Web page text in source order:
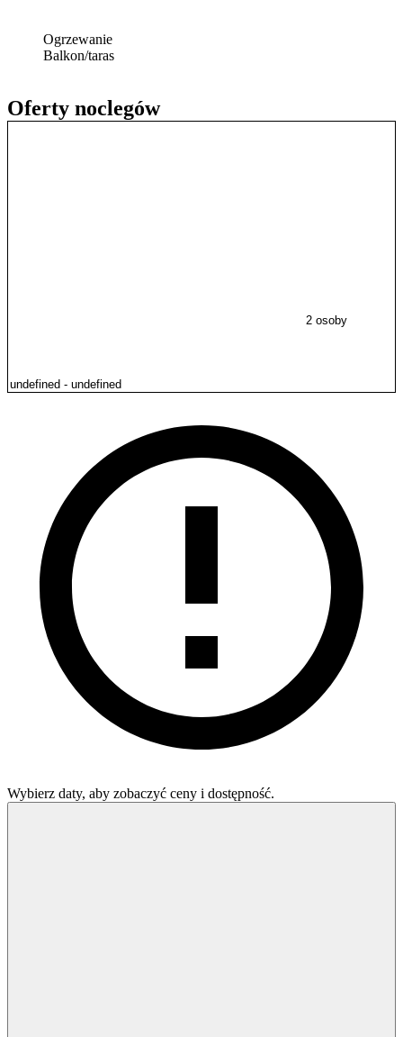
Oferty noclegów
2 osoby
Wybierz daty, aby zobaczyć ceny i dostępność.
Ogrzewanie
Balkon/taras